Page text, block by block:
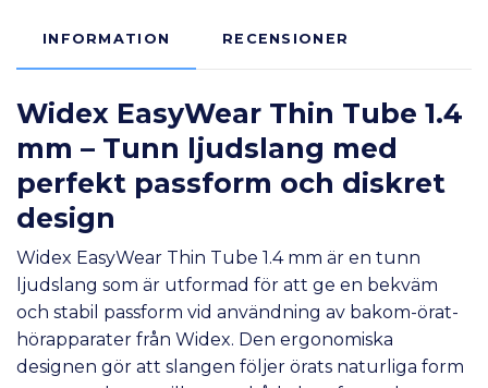
INFORMATION RECENSIONER
Widex EasyWear Thin Tube 1.4
mm – Tunn ljudslang med
perfekt passform och diskret
design
Widex EasyWear Thin Tube 1.4 mm är en tunn
ljudslang som är utformad för att ge en bekväm
och stabil passform vid användning av bakom-örat-
hörapparater från Widex. Den ergonomiska
designen gör att slangen följer örats naturliga form